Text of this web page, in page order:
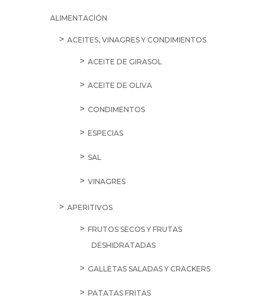
ALIMENTACIÓN
ACEITES, VINAGRES Y CONDIMIENTOS
ACEITE DE GIRASOL
ACEITE DE OLIVA
CONDIMENTOS
ESPECIAS
SAL
VINAGRES
APERITIVOS
FRUTOS SECOS Y FRUTAS
DESHIDRATADAS
GALLETAS SALADAS Y CRACKERS
PATATAS FRITAS